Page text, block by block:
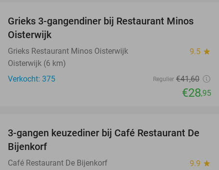
30%
Grieks 3-gangendiner bij Restaurant Minos
Oisterwijk
Grieks Restaurant Minos Oisterwijk 9.5 star
Oisterwijk (6 km)
Verkocht: 375
Regulier €41,60
€28,95
30%
3-gangen keuzediner bij Café Restaurant De
Bijenkorf
Café Restaurant De Bijenkorf 9.9 star